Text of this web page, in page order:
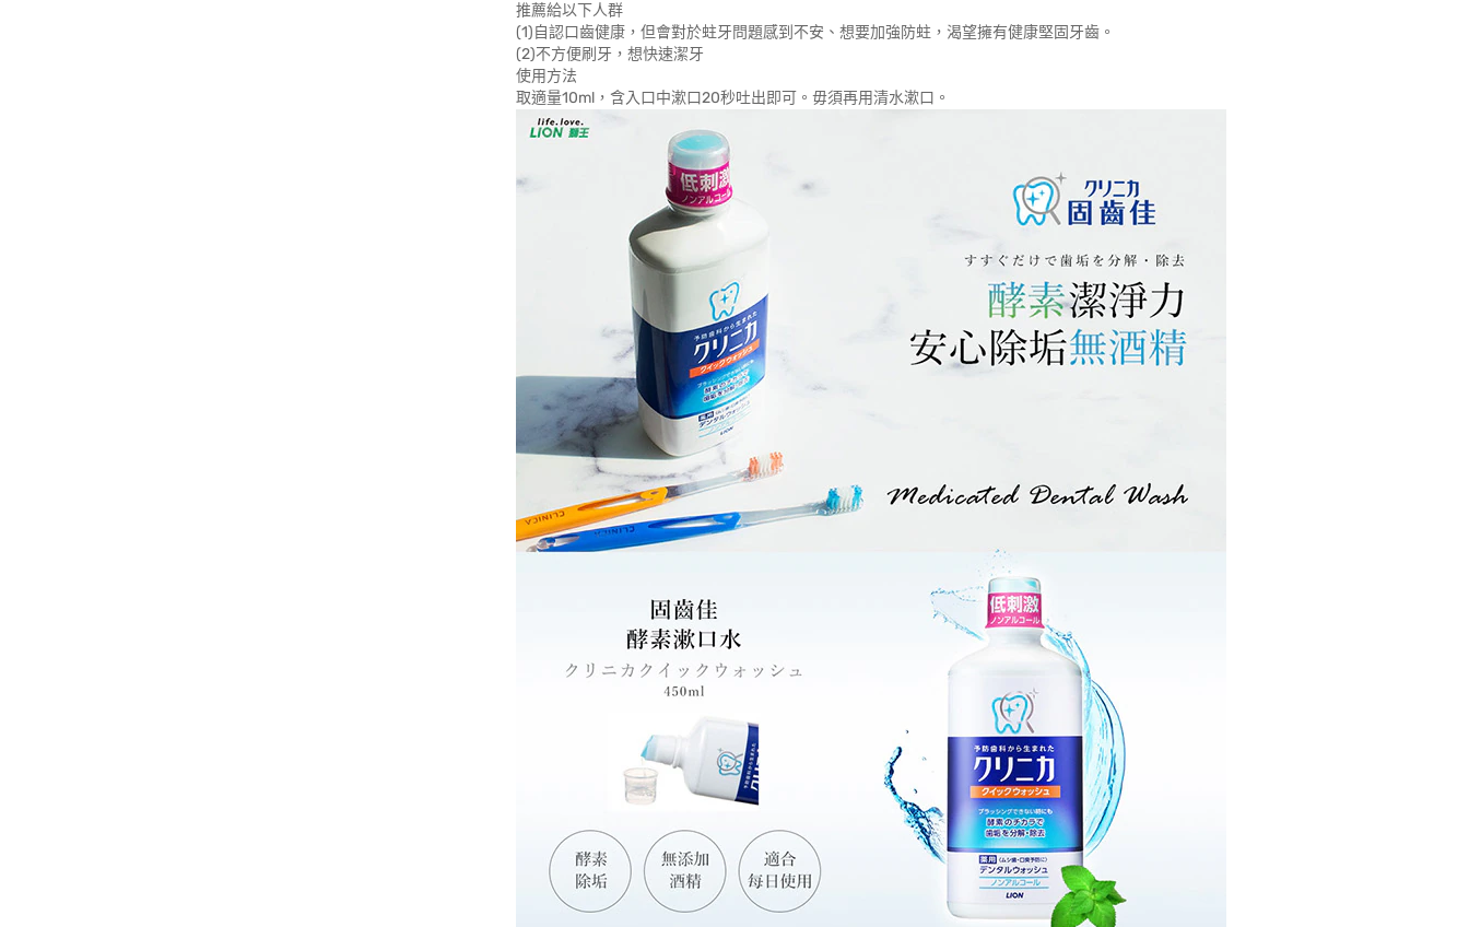
推薦給以下人群
(1)自認口齒健康，但會對於蛀牙問題感到不安、想要加強防蛀，渴望擁有健康堅固牙齒。
(2)不方便刷牙，想快速潔牙
使用方法
取適量10ml，含入口中漱口20秒吐出即可。毋須再用清水漱口。